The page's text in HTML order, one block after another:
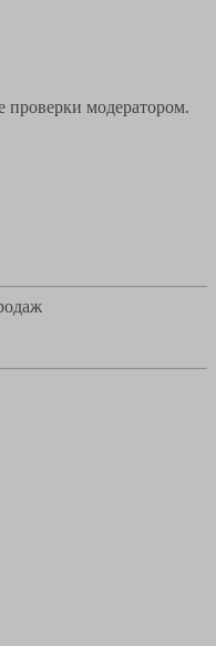
проверки модератором.